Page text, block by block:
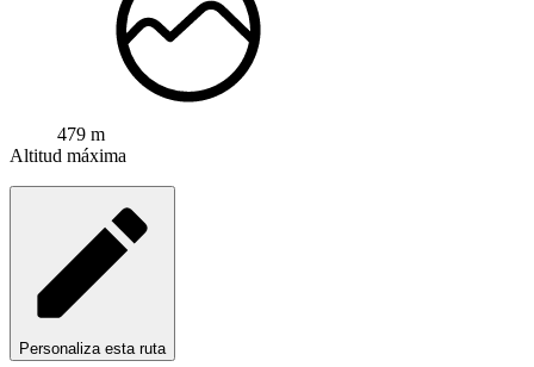
479 m
Altitud máxima
Personaliza esta ruta